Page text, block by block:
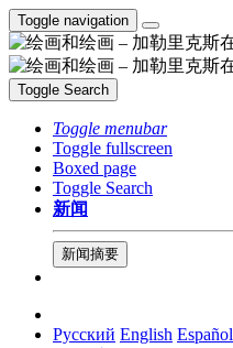
Toggle navigation
Toggle Search
Toggle menubar
Toggle fullscreen
Boxed page
Toggle Search
新闻
新闻摘要
Русский English Español